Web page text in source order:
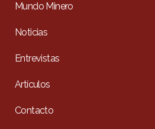
Mundo Minero
Noticias
Entrevistas
Artículos
Contacto